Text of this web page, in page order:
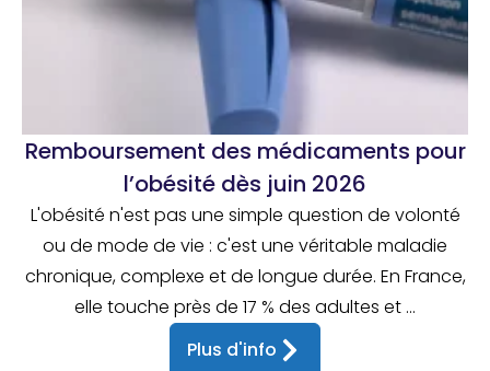
Remboursement des médicaments pour
l’obésité dès juin 2026
L'obésité n'est pas une simple question de volonté
ou de mode de vie : c'est une véritable maladie
chronique, complexe et de longue durée. En France,
elle touche près de 17 % des adultes et ...
Plus d'info